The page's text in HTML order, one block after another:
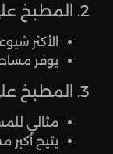
2. المطبخ على شكل L
الأكثر
يوفر
3. المطبخ على شكل U
مثالي
يتيح أكبر